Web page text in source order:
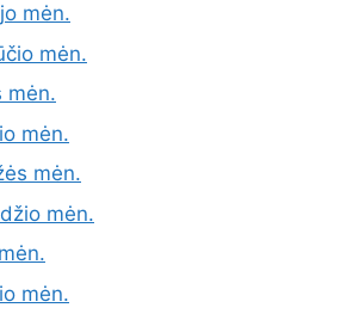
mėn.
mėn.
mėn.
mėn.
mėn.
mėn.
mėn.